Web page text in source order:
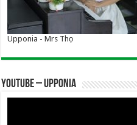
Upponia - Mrs Thọ
YOUTUBE – UPPONIA